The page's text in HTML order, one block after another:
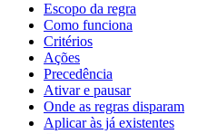
Escopo da regra
Como funciona
Critérios
Ações
Precedência
Ativar e pausar
Onde as regras disparam
Aplicar às já existentes